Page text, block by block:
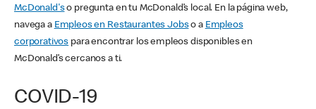
McDonald'so pregunta en tu McDonald’s local. En la página web,
navega a Empleos en Restaurantes Jobso a Empleos
corporativos para encontrar los empleos disponibles en
McDonald’s cercanos a ti.
COVID-19